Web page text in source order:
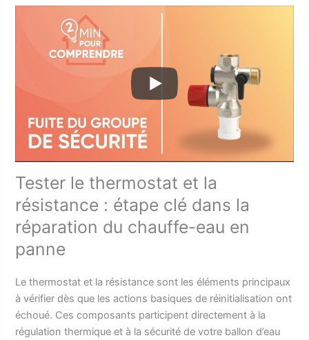
Tester le thermostat et la
résistance : étape clé dans la
réparation du chauffe-eau en
panne
Le thermostat et la résistance sont les éléments principaux
à vérifier dès que les actions basiques de réinitialisation ont
échoué. Ces composants participent directement à la
régulation thermique et à la sécurité de votre ballon d’eau